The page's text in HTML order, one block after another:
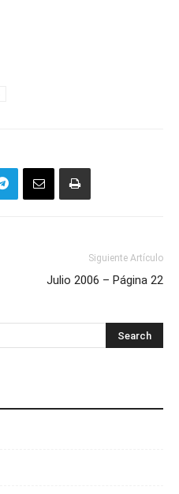
Siguiente Artículo
Julio 2006 – Página 22